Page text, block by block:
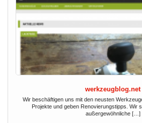
werkzeugblog.net
Wir beschäftigen uns mit den neusten
Projekte und geben Renovierungstipps. Wir
außergewöhnliche […]